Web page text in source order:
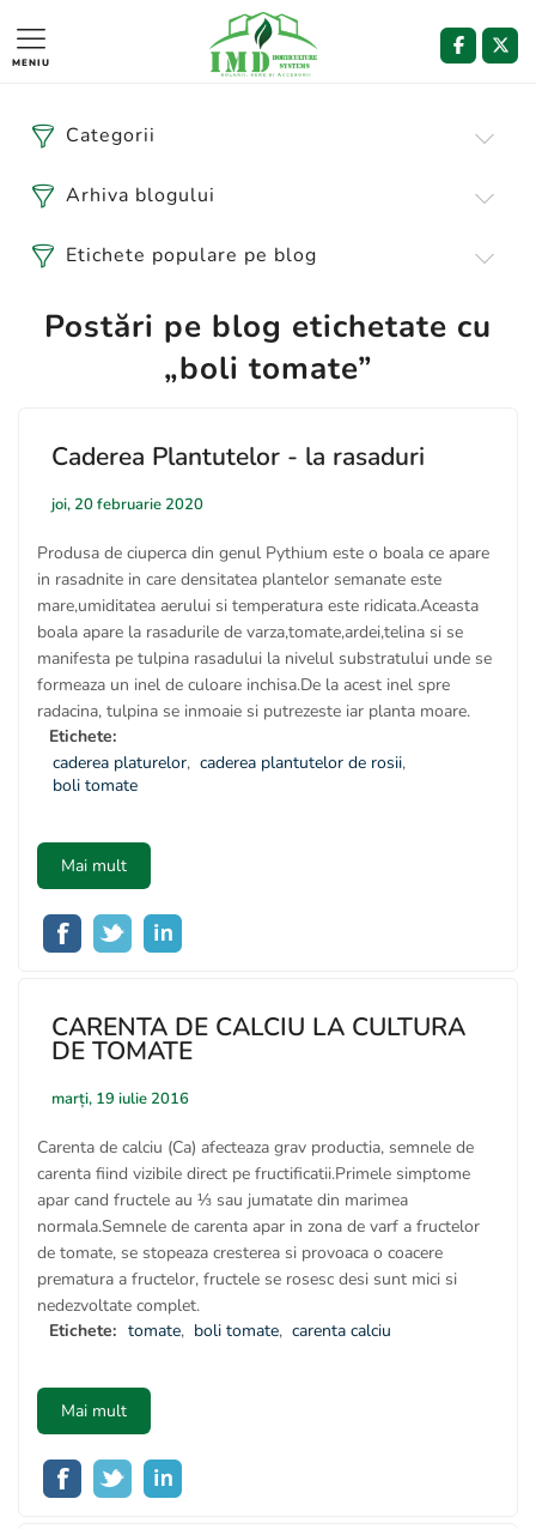
MENIU
Categorii
Arhiva blogului
Etichete populare pe blog
Postări pe blog etichetate cu
„boli tomate”
Caderea Plantutelor - la rasaduri
joi, 20 februarie 2020
Produsa de ciuperca din genul Pythium este o boala ce apare
in rasadnite in care densitatea plantelor semanate este
mare,umiditatea aerului si temperatura este ridicata.Aceasta
boala apare la rasadurile de varza,tomate,ardei,telina si se
manifesta pe tulpina rasadului la nivelul substratului unde se
formeaza un inel de culoare inchisa.De la acest inel spre
radacina, tulpina se inmoaie si putrezeste iar planta moare.
Etichete:
caderea platurelor, caderea plantutelor de rosii,
boli tomate
Mai mult
CARENTA DE CALCIU LA CULTURA
DE TOMATE
marți, 19 iulie 2016
Carenta de calciu (Ca) afecteaza grav productia, semnele de
carenta fiind vizibile direct pe fructificatii.Primele simptome
apar cand fructele au ⅓ sau jumatate din marimea
normala.Semnele de carenta apar in zona de varf a fructelor
de tomate, se stopeaza cresterea si provoaca o coacere
prematura a fructelor, fructele se rosesc desi sunt mici si
nedezvoltate complet.
Etichete: tomate, boli tomate, carenta calciu
Mai mult